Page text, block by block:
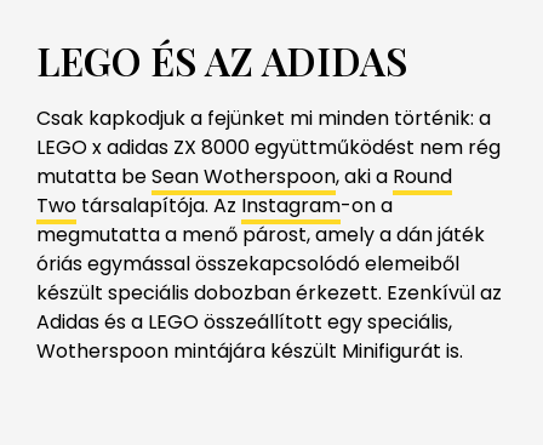
LEGO ÉS AZ ADIDAS
Csak kapkodjuk a fejünket mi minden történik: a
LEGO x adidas ZX 8000 együttműködést nem rég
mutatta beSean Wotherspoon, aki a Round
Two társalapítója. Az Instagram-on a
megmutatta a menő párost, amely a dán játék
óriás egymással összekapcsolódó elemeiből
készült speciális dobozban érkezett. Ezenkívül az
Adidas és a LEGO összeállított egy speciális,
Wotherspoon mintájára készült Minifigurát is.